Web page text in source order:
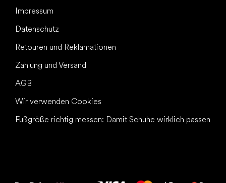
Impressum
Datenschutz
Retouren und Reklamationen
Zahlung und Versand
AGB
Wir verwenden Cookies
Fußgröße richtig messen: Damit Schuhe wirklich passen